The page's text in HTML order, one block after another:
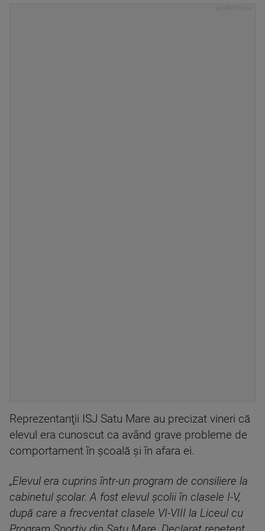
Reprezentanţii ISJ Satu Mare au precizat vineri că
elevul era cunoscut ca având grave probleme de
comportament în şcoală şi în afara ei.
„Elevul era cuprins într-un program de consiliere la
cabinetul şcolar. A fost elevul şcolii în clasele I-V,
după care a frecventat clasele VI-VIII la Liceul cu